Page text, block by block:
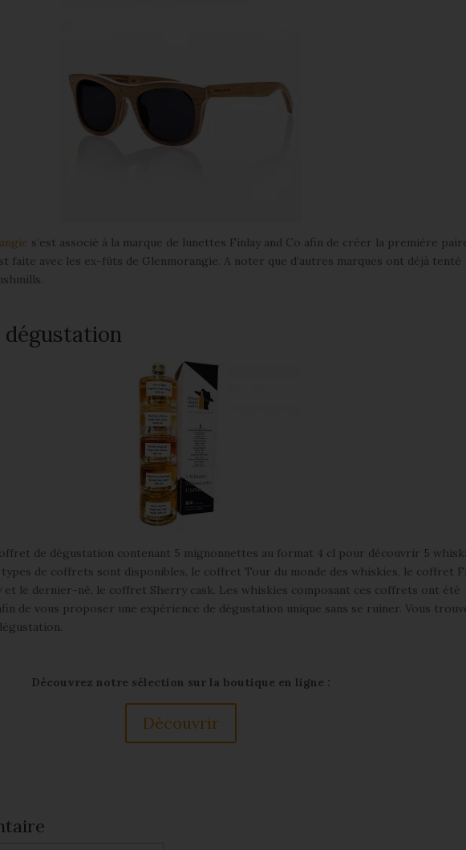
s’est associé à la marque de lunettes Finlay and Co afin de créer la première
faite avec les ex-fûts de Glenmorangie. A noter que d’autres marques ont déjà tenté
de dégustation contenant 5 mignonnettes au format 4 cl pour découvrir 5
de coffrets sont disponibles, le coffret Tour du monde des whiskies, le coffret
le dernier-né, le coffret Sherry cask. Les whiskies composant ces coffrets ont été
de vous proposer une expérience de dégustation unique sans se ruiner. Vous
Découvrez notre sélection sur la boutique en ligne :
Découvrir